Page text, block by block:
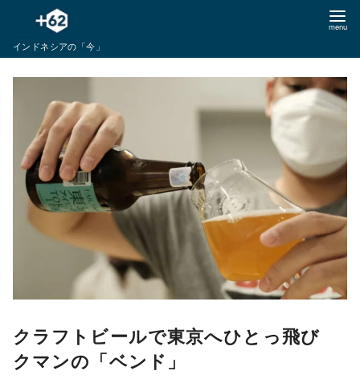
テインドネシアの「今」
クラフトビールで東京へひとっ飛び
クマンの「ベンド」